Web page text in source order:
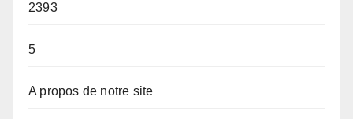
2393
5
A propos de notre site